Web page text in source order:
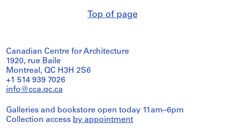
Top of page
Canadian Centre for Architecture
1920, rue Baile
Montreal, QC H3H 2S6
+1 514 939 7026
info@cca.qc.ca
Galleries and bookstore open today 11am–6pm
Collection access by appointment